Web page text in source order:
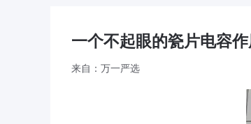
一个不起眼的瓷片电容
来自：万一严选